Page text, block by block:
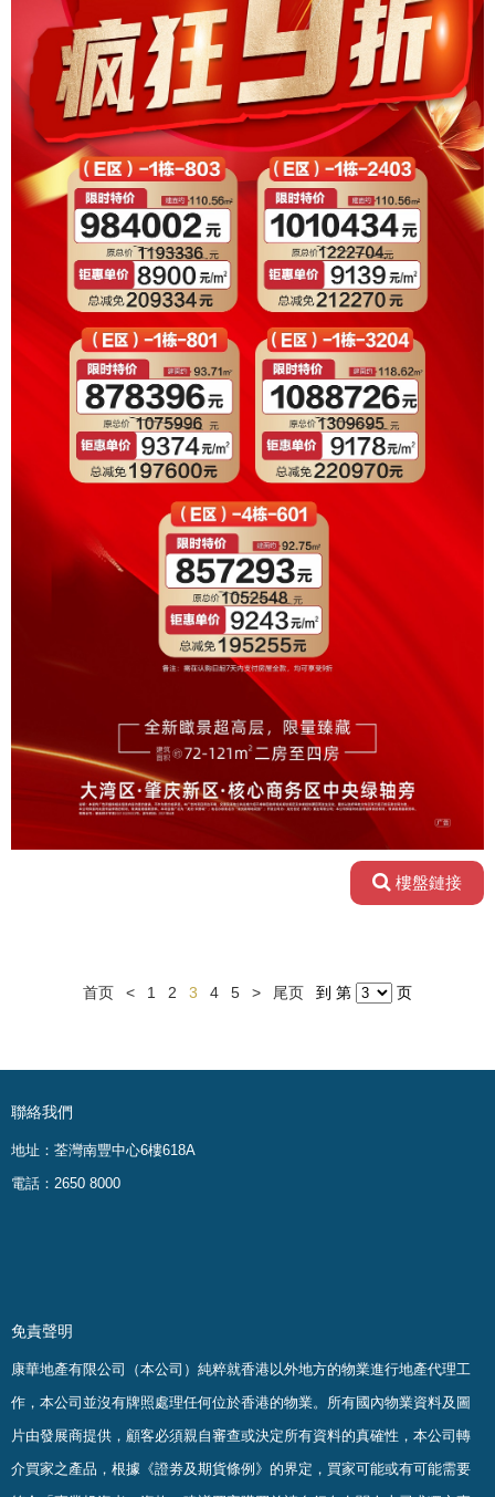
樓盤鏈接
首页 < 1 2 3 4 5 > 尾页 到 第 页
聯絡我們
地址：荃灣南豐中心6樓618A
電話：2650 8000
免責聲明
康華地產有限公司（本公司）純粹就香港以外地方的物業進行地產代理工
作，本公司並沒有牌照處理任何位於香港的物業。 所有國內物業資料及圖
片由發展商提供，顧客必須親自審查或決定所有資料的真確性 ， 本公司轉
介買家之產品，根據《證劵及期貨條例》的界定，買家可能或有可能需要